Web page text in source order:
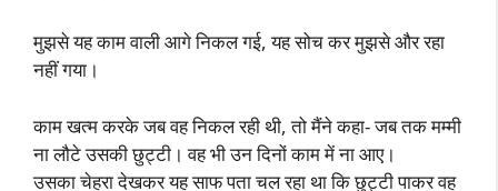
मुझसे यह काम वाली आगे निकल गई, यह सोच कर मुझसे और रहा
नहीं गया।
काम खत्म करके जब वह निकल रही थी, तो मैंने कहा- जब तक मम्मी
ना लौटे उसकी छुट्टी। वह भी उन दिनों काम में ना आए।
उसका चेहरा देखकर यह साफ पता चल रहा था कि छुट्टी पाकर वह